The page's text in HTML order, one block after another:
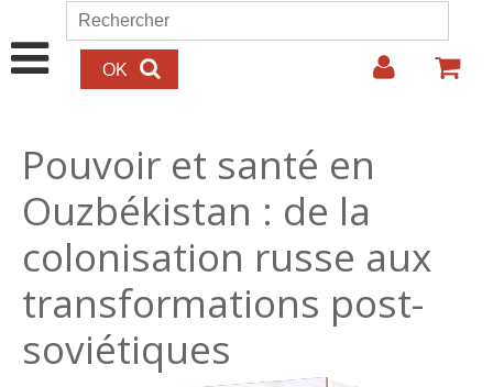
Aller au contenu principal
Formulaire de recherche
Rechercher
Pouvoir et santé en
Ouzbékistan : de la
colonisation russe aux
transformations post-
soviétiques